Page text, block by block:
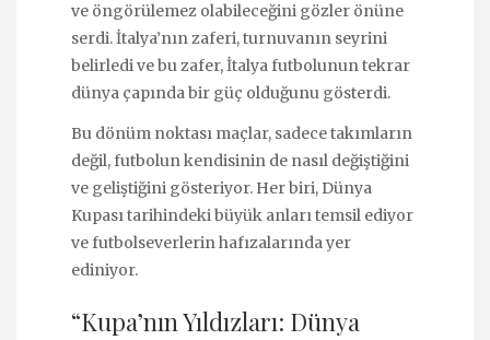
ve öngörülemez olabileceğini gözler önüne
serdi. İtalya’nın zaferi, turnuvanın seyrini
belirledi ve bu zafer, İtalya futbolunun tekrar
dünya çapında bir güç olduğunu gösterdi.
Bu dönüm noktası maçlar, sadece takımların
değil, futbolun kendisinin de nasıl değiştiğini
ve geliştiğini gösteriyor. Her biri, Dünya
Kupası tarihindeki büyük anları temsil ediyor
ve futbolseverlerin hafızalarında yer
ediniyor.
“Kupa’nın Yıldızları: Dünya